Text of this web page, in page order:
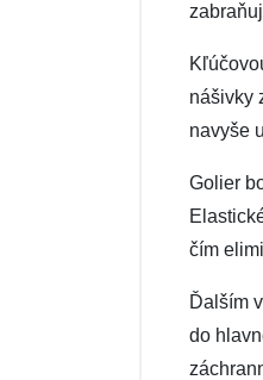
nášivky
navyše
Golier
čím
Ďalším
do